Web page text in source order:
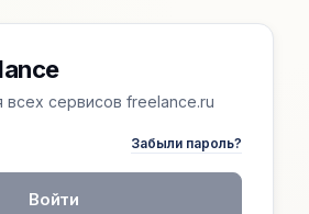
всех сервисов freelance.ru
Забыли пароль?
Войти